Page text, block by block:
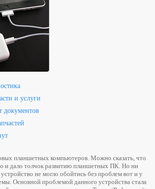
и услуги
документов
планшетных компьютеров. Можно сказать, что
и дало толчок развитию планшетных ПК. Но ни
не могло обойтись без проблем вот и у
Основной проблемой данного устройства стала